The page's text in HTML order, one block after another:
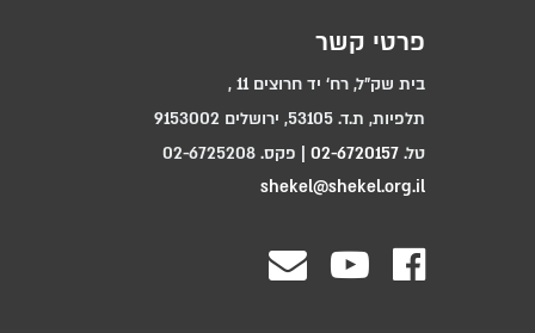
פרטי קשר
בית שק"ל, רח‘ יד חרוצים 11 ,
תלפיות, ת.ד. 53105, ירושלים 9153002
טל.02-6720157 | פקס. 02-6725208
shekel@shekel.org.il